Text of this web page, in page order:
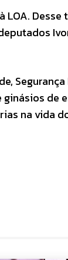
Desse
de
na vida